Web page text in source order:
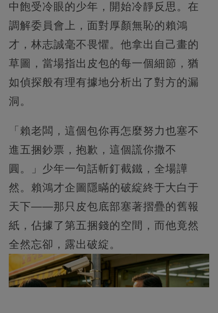
中飽受冷眼的少年，開始冷靜反思。在
調解委員會上，面對厚顏無恥的賴鴻
才，林志誠毫不畏懼。他拿出自己畫的
草圖，當場指出皮包的每一個細節，猶
如偵探般有理有據地分析出了對方的漏
洞。
「賴老闆，這個包你再怎麼努力也塞不
進五捆鈔票，抱歉，這個謊你撒不
圓。」少年一句話斬釘截鐵，全場譁
然。賴鴻才企圖隱瞞的破綻終于大白于
天下——那只皮包底部塞著摺疊的舊報
紙，佔據了第五捆錢的空間，而他竟然
全然忘卻，露出破綻。